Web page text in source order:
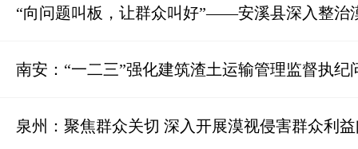
“向问题叫板，让群众叫好”——安溪县深入整治
南安：“一二三”强化建筑渣土运输管理监督执纪
泉州：聚焦群众关切 深入开展漠视侵害群众利